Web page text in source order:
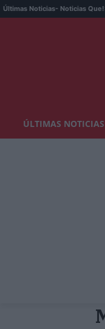
Últimas Noticias- Noticias
ÚLTIMAS NOTICIAS